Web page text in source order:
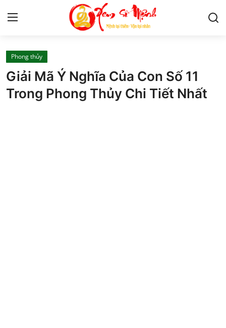
Tử Vi
Kiến Thức
Phong thủy
Giải Mã Ý Nghĩa Của Con Số 11
Trong Phong Thủy Chi Tiết Nhất